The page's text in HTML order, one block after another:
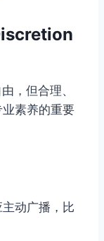
，但合理、
素养的重要
动广播，比